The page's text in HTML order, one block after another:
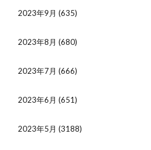
2023年9月 (635)
2023年8月 (680)
2023年7月 (666)
2023年6月 (651)
2023年5月 (3188)